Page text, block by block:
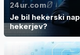
24ur.com
Je bil hekerski
hekerjev?